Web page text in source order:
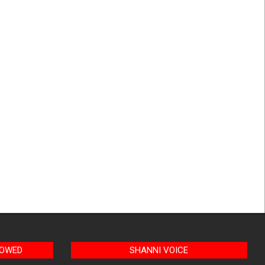
SHANNI VOICE